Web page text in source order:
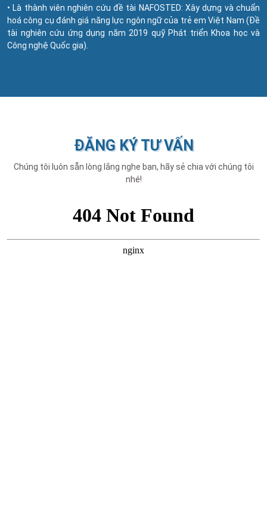
• Là thành viên nghiên cứu đề tài NAFOSTED: Xây dựng và chuẩn
hoá công cụ đánh giá năng lực ngôn ngữ của trẻ em Việt Nam (Đề
tài nghiên cứu ứng dụng năm 2019 quỹ Phát triển Khoa học và
Công nghệ Quốc gia).
ĐĂNG KÝ TƯ VẤN
Chúng tôi luôn sẵn lòng lắng nghe bạn, hãy sẻ chia với chúng tôi
nhé!